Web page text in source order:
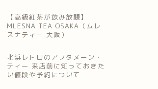
【高級紅茶が飲み放題】
MLESNA TEA OSAKA（ムレ
スナティー 大阪）
北浜レトロのアフタヌーン・
ティー 来店前に知っておきた
い値段や予約について